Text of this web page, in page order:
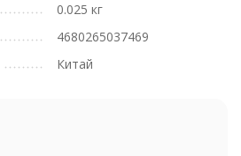
0.025 кг
4680265037469
Китай